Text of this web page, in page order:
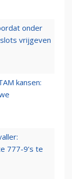
onder
vrijgeven
kansen:
777-9’s te